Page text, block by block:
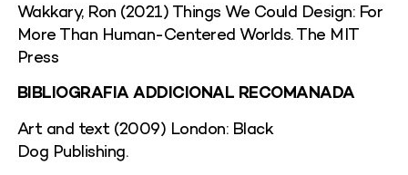
Wakkary, Ron (2021) Things We Could Design: For
More Than Human-Centered Worlds. The MIT
Press
BIBLIOGRAFIA ADDICIONAL RECOMANADA
Art and text (2009) London: Black
Dog Publishing.